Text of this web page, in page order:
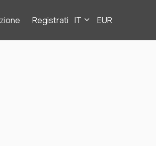
Registrati IT EUR